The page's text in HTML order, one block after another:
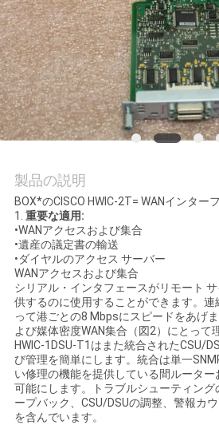
ー
品
質
管
理
連
絡
く
だ
さ
い
製品の説明
BOX*のCISCO HWIC-2T= WANインター
1. 重要な適用:
•WANアクセスおよび集合
•遺産の議定書の輸送
•ダイヤルのアクセス サーバー
WANアクセスおよび集合
シリアル・インタフェースがリモート
供するのに使用することができます。連
って港ごとの8 Mbpsにスピードをあげ
よび媒体密度WAN集合（図2）にとって
HWIC-1DSU-T1はまた統合されたCSU/
び管理を簡単にします。統合は単一
い修理の機能を提供している間ルーター
可能にします。トラブルシューティン
ープバック、CSU/DSUの調整、警報カ
を含んでいます。